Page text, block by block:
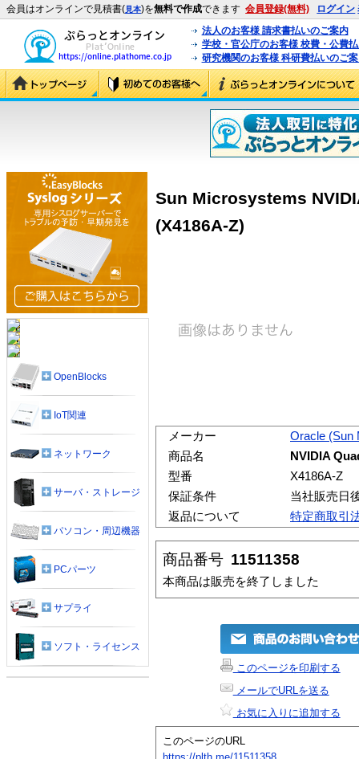
会員はオンラインで見積書(見本)を無料で作成できます 会員登録(無料) ログイン
法人のお客様 請求書払いのご案内
学校・官公庁のお客様 校費・公費
研究機関のお客様 科研費払いのご
Sun Microsystems
(X4186A-Z)
メーカー
Oracle (Sun
商品名
NVIDIA
型番
X4186A-Z
保証条件
当社販売日
返品について
特定商取引
商品番号 11511358
本商品は販売を終了しました
このページを印刷する
メールでURLを送る
お気に入りに追加する
このページのURL
OpenBlocks
IoT関連
ネットワーク
サーバ・ストレージ
パソコン・周辺機器
PCパーツ
サプライ
ソフト・ライセンス